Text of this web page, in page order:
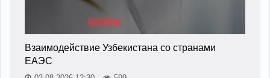
Взаимодействие Узбекистана со странами
ЕАЭС